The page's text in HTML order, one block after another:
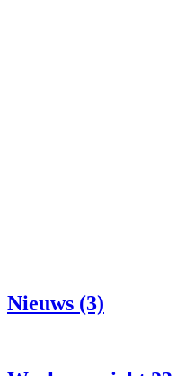
Nieuws (3)